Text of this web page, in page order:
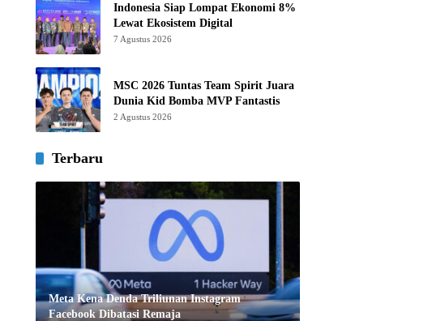
Indonesia Siap Lompat Ekonomi 8%
Lewat Ekosistem Digital
7 Agustus 2026
MSC 2026 Tuntas Team Spirit Juara
Dunia Kid Bomba MVP Fantastis
2 Agustus 2026
Terbaru
Meta Kena Denda Triliunan Instagram
Facebook Dibatasi Remaja